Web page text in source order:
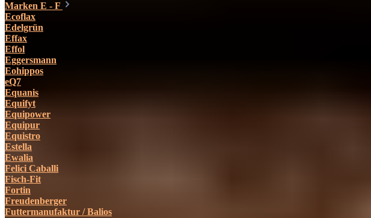
Marken E - F
Ecoflax
Edelgrün
Effax
Effol
Eggersmann
Eohippos
eQ7
Equanis
Equifyt
Equipower
Equipur
Equistro
Estella
Ewalia
Felici Caballi
Fisch-Fit
Fortin
Freudenberger
Futtermanufaktur / Balios